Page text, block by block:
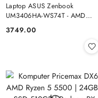
Laptop ASUS Zenbook
UM3406HA-WS74T - AMD
512GB | 14" OLED (1920x1200)
Cena:
3749.00